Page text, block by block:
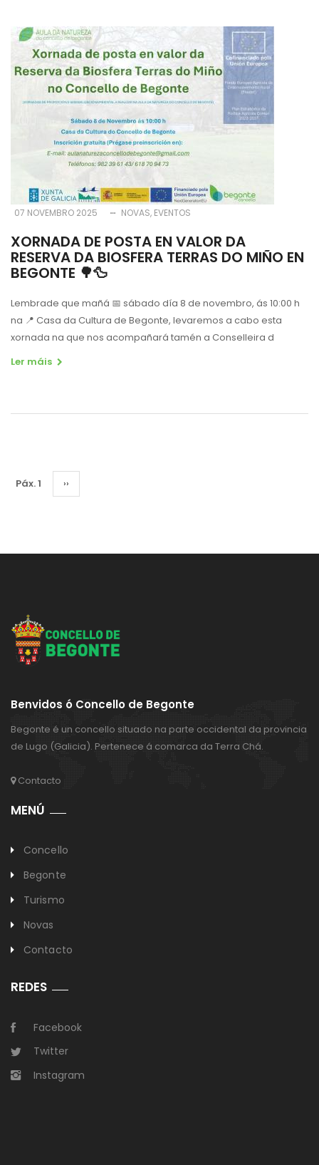
07 NOVEMBRO 2025 NOVAS EVENTOS
XORNADA DE POSTA EN VALOR DA
RESERVA DA BIOSFERA TERRAS DO MIÑO EN
BEGONTE 🌳🦆
Lembrade que mañá 📅 sábado día 8 de novembro, ás 10:00 h
na 📍 Casa da Cultura de Begonte, levaremos a cabo esta
xornada na que nos acompañará tamén a Conselleira d
Ler máis
Pagination
Páx. 1
Páxina
Seguinte
››
Benvidos ó Concello de Begonte
Begonte é un concello situado na parte occidental da provincia
de Lugo (Galicia). Pertenece á comarca da Terra Chá.
Contacto
MENÚ
Concello
Begonte
Turismo
Novas
Contacto
REDES
Facebook
Twitter
Instagram